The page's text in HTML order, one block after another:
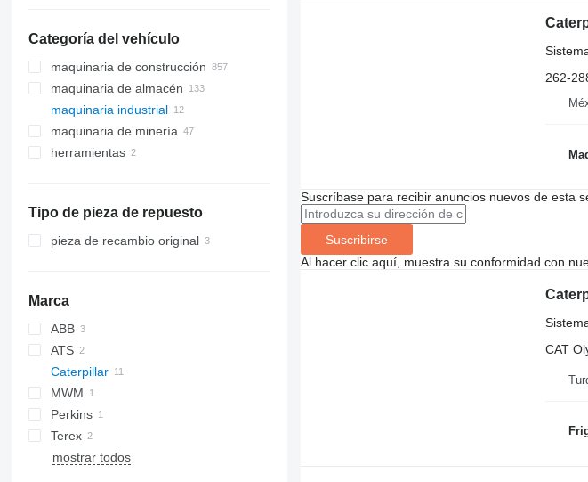
Categoría del vehículo
maquinaria de construcción
excavadoras
miniexcavadoras
retroexcavadoras
maquinaria de construcción de
motoniveladoras
mototraíllas
cargadoras de cadenas
cargadoras de ruedas
otra maquinaria de construcción
maquinaria de almacén
carretillas elevadoras
carretillas diésel
carretillas eléctricas
carretillas elevadoras de
cargadoras telescópicas
maquinaria industrial
generadores eléctricos
generadores de diésel
maquinaria de minería
maquinaria de cantera
cargadoras subterráneas
herramientas
Tipo de pieza de repuesto
pieza de recambio original
Marca
ABB
ATS
Caterpillar
C-series
C18
C32
D series
MWM
Perkins
Terex
RL
mostrar todos
262-
Suscríbase para recibir anuncios nuevos de esta
Suscribirse
Al hacer clic aquí, muestra su conformidad con
CAT